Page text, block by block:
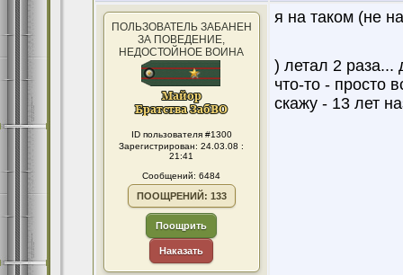
ПОЛЬЗОВАТЕЛЬ ЗАБАНЕН
ЗА ПОВЕДЕНИЕ,
НЕДОСТОЙНОЕ ВОИНА
ID пользователя #1300
Зарегистрирован: 24.03.08 :
21:41
Сообщений: 6484
ПООЩРЕНИЙ: 133
Поощрить
Наказать
я на таком (не
) летал 2 раза...
что-то - просто
скажу - 13 лет